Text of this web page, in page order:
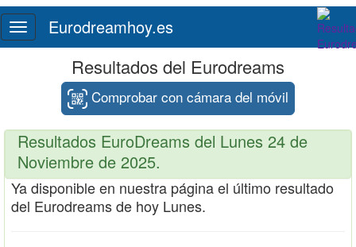
Toggle
navigation
Eurodreamhoy.es
Resultados del Eurodreams
Comprobar con cámara del móvil
Resultados EuroDreams del Lunes 24 de
Noviembre de 2025.
Ya disponible en nuestra página el último resultado
del Eurodreams de hoy Lunes.